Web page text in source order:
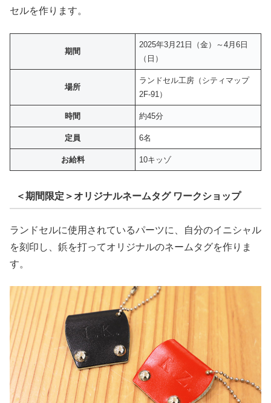
セルを作ります。
期間
2025年3月21日（金）～4月6日
（日）
場所
ランドセル工房（シティマップ
2F-91）
時間 約45分
定員 6名
お給料 10キッゾ
＜期間限定＞オリジナルネームタグ ワークショップ
ランドセルに使用されているパーツに、自分のイニシャル
を刻印し、鋲を打ってオリジナルのネームタグを作りま
す。